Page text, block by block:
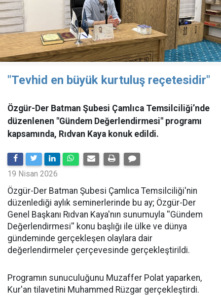
"Tevhid en büyük kurtuluş reçetesidir"
Özgür-Der Batman Şubesi Çamlıca Temsilciliği’nde
düzenlenen "Gündem Değerlendirmesi" programı
kapsamında, Rıdvan Kaya konuk edildi.
19 Nisan 2026
​Özgür-Der Batman Şubesi Çamlıca Temsilciliği'nin
düzenlediği aylık seminerlerinde bu ay; Özgür-Der
Genel Başkanı Rıdvan Kaya'nın sunumuyla ''Gündem
Değerlendirmesi'' konu başlığı ile ülke ve dünya
gündeminde gerçekleşen olaylara dair
değerlendirmeler çerçevesinde gerçekleştirildi.
Programın sunuculuğunu Muzaffer Polat yaparken,
Kur'an tilavetini Muhammed Rüzgar gerçekleştirdi.